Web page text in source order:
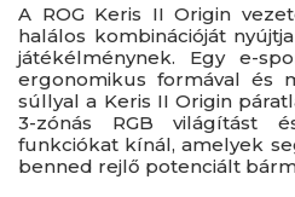
A ROG Keris II Origin
halálos kombinációját
játékélménynek. Egy e-
ergonomikus formával és
súllyal a Keris II Origin
3-zónás RGB világítást
funkciókat kínál, amelyek
benned rejlő potenciált